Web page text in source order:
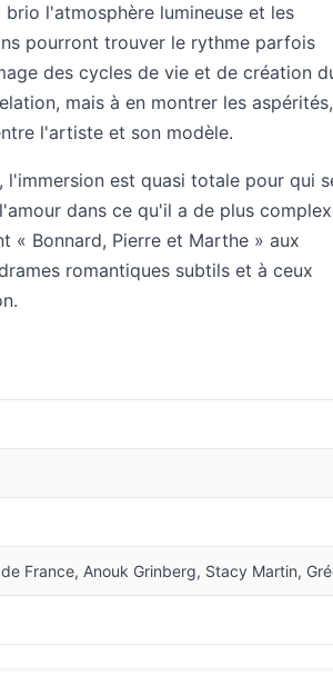
l'atmosphère lumineuse et les
pourront trouver le rythme parfois
des cycles de vie et de création
mais à en montrer les aspérités,
l'artiste et son modèle.
l'immersion est quasi totale pour qui
dans ce qu'il a de plus
« Bonnard, Pierre et Marthe » aux
romantiques subtils et à ceux
France, Anouk Grinberg, Stacy Martin,